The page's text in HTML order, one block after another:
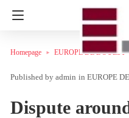
Homepage EUROPE DE L'OUEST
admin in EUROPE
Dispute